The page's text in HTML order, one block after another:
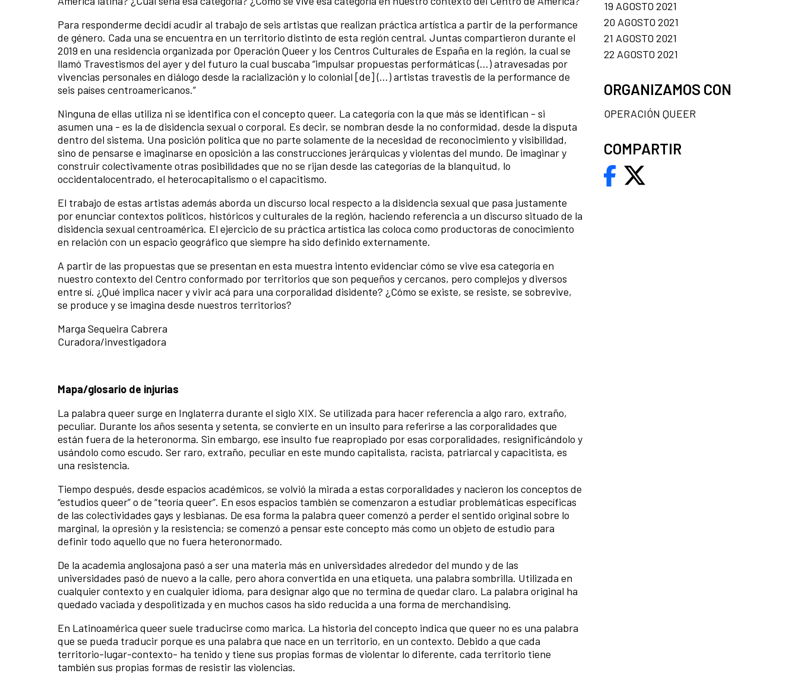
Para responderme decidí acudir al trabajo de seis artistas que realizan práctica artística a partir de la performance
de género. Cada una se encuentra en un territorio distinto de esta región central. Juntas compartieron durante el
2019 en una residencia organizada por Operación Queer y los Centros Culturales de España en la región, la cual se
llamó Travestismos del ayer y del futuro la cual buscaba “impulsar propuestas performáticas (...) atravesadas por
vivencias personales en diálogo desde la racialización y lo colonial [de] (...) artistas travestis de la performance de
seis países centroamericanos.”
Ninguna de ellas utiliza ni se identifica con el concepto queer. La categoría con la que más se identifican - si
asumen una - es la de disidencia sexual o corporal. Es decir, se nombran desde la no conformidad, desde la disputa
dentro del sistema. Una posición política que no parte solamente de la necesidad de reconocimiento y visibilidad,
sino de pensarse e imaginarse en oposición a las construcciones jerárquicas y violentas del mundo. De imaginar y
construir colectivamente otras posibilidades que no se rijan desde las categorías de la blanquitud, lo
occidentalocentrado, el heterocapitalismo o el capacitismo.
El trabajo de estas artistas además aborda un discurso local respecto a la disidencia sexual que pasa justamente
por enunciar contextos políticos, históricos y culturales de la región, haciendo referencia a un discurso situado de la
disidencia sexual centroamérica. El ejercicio de su práctica artística las coloca como productoras de conocimiento
en relación con un espacio geográfico que siempre ha sido definido externamente.
A partir de las propuestas que se presentan en esta muestra intento evidenciar cómo se vive esa categoría en
nuestro contexto del Centro conformado por territorios que son pequeños y cercanos, pero complejos y diversos
entre sí. ¿Qué implica nacer y vivir acá para una corporalidad disidente? ¿Cómo se existe, se resiste, se sobrevive,
se produce y se imagina desde nuestros territorios?
Marga Sequeira Cabrera
Curadora/investigadora
Mapa/glosario de injurias
La palabra queer surge en Inglaterra durante el siglo XIX. Se utilizada para hacer referencia a algo raro, extraño,
peculiar. Durante los años sesenta y setenta, se convierte en un insulto para referirse a las corporalidades que
están fuera de la heteronorma. Sin embargo, ese insulto fue reapropiado por esas corporalidades, resignificándolo y
usándolo como escudo. Ser raro, extraño, peculiar en este mundo capitalista, racista, patriarcal y capacitista, es
una resistencia.
Tiempo después, desde espacios académicos, se volvió la mirada a estas corporalidades y nacieron los conceptos de
“estudios queer” o de “teoría queer”. En esos espacios también se comenzaron a estudiar problemáticas específicas
de las colectividades gays y lesbianas. De esa forma la palabra queer comenzó a perder el sentido original sobre lo
marginal, la opresión y la resistencia; se comenzó a pensar este concepto más como un objeto de estudio para
definir todo aquello que no fuera heteronormado.
De la academia anglosajona pasó a ser una materia más en universidades alrededor del mundo y de las
universidades pasó de nuevo a la calle, pero ahora convertida en una etiqueta, una palabra sombrilla. Utilizada en
cualquier contexto y en cualquier idioma, para designar algo que no termina de quedar claro. La palabra original ha
quedado vaciada y despolitizada y en muchos casos ha sido reducida a una forma de merchandising.
En Latinoamérica queer suele traducirse como marica. La historia del concepto indica que queer no es una palabra
que se pueda traducir porque es una palabra que nace en un territorio, en un contexto. Debido a que cada
territorio-lugar-contexto- ha tenido y tiene sus propias formas de violentar lo diferente, cada territorio tiene
también sus propias formas de resistir las violencias.
19 AGOSTO 2021
20 AGOSTO 2021
21 AGOSTO 2021
22 AGOSTO 2021
ORGANIZAMOS CON
OPERACIÓN QUEER
COMPARTIR